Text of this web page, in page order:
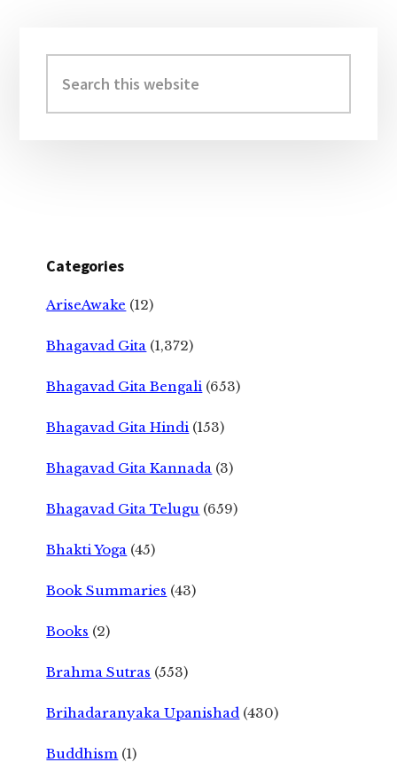
Sidebar
this
website
Categories
AriseAwake (12)
Bhagavad Gita (1,372)
Bhagavad Gita Bengali (653)
Bhagavad Gita Hindi (153)
Bhagavad Gita Kannada (3)
Bhagavad Gita Telugu (659)
Bhakti Yoga (45)
Book Summaries (43)
Books (2)
Brahma Sutras (553)
Brihadaranyaka Upanishad (430)
Buddhism (1)